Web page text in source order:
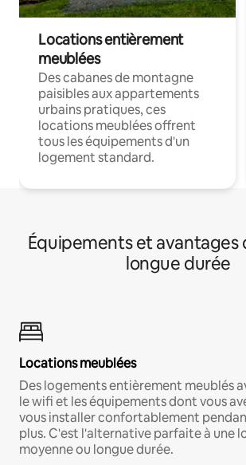
Locations entièrement
meublées
Des cabanes de montagne
paisibles aux appartements
urbains pratiques, ces
locations meublées offrent
tous les équipements d'un
logement standard.
Équipements et avantages
longue durée
Locations meublées
Des logements entièrement meublés
le wifi et les équipements dont vous
vous installer confortablement
plus. C'est l'alternative parfaite à une
moyenne ou longue durée.